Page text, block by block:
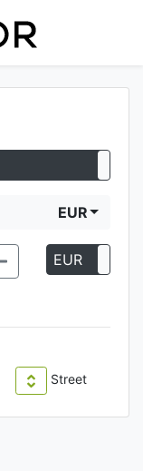
EUR
EUR
Street